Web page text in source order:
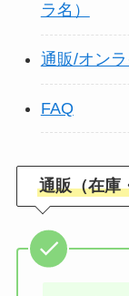
ラ名）
通販/オン
FAQ
通販（在庫